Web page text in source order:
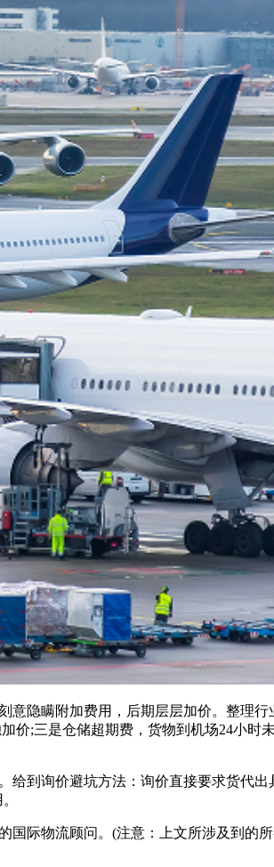
隐瞒附加费用，后期层层加价。整理行
价;三是仓储超期费，货物到机场24小时
到询价避坑方法：询价直接要求货代出
际物流顾问。(注意：上文所涉及到的